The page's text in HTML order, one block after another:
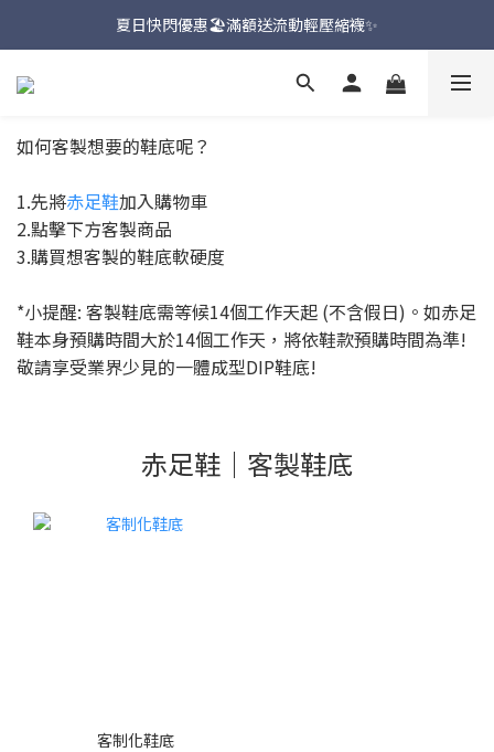
新品上市🔥九天聯名環台款【一吉邦火焰紅】
夏日快閃優惠🏖️滿額送流動輕壓縮襪✨
新品上市🔥九天聯名環台款【一吉邦火焰紅】
如何客製想要的鞋底呢？
1.先將赤足鞋加入購物車
2.點擊下方客製商品
3.購買想客製的鞋底軟硬度
*小提醒: 客製鞋底需等候14個工作天起 (不含假日)。如赤足
鞋本身預購時間大於14個工作天，將依鞋款預購時間為準!
敬請享受業界少見的一體成型DIP鞋底!
赤足鞋｜客製鞋底
客制化鞋底